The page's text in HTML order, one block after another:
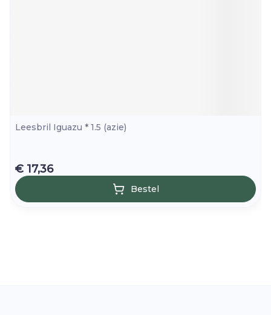
Leesbril Iguazu * 1.5 (azie)
€ 17,36
Bestel